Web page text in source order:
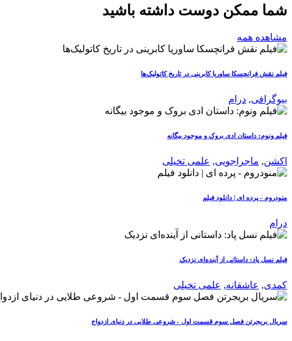
شما ممکن دوست داشته باشید
مشاهده همه
فیلم نقش فرانچسکا ساوریا کابرینی در تاریخ کاتولیک‌ها
بیوگرافی, درام
فیلم ونوم: داستان ادی بروک و موجود بیگانه
اکشن, ماجراجویی, علمی تخیلی
منودروم - پرده ای | دانلود فیلم
درام
فیلم نسل پاد: داستانی از آینده‌ای نزدیک
کمدی, عاشقانه, علمی تخیلی
سریال بریجرتن فصل سوم قسمت اول - شروعی طلایی در دنیای ازدواج